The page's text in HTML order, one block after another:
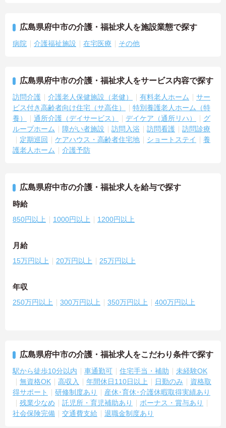
広島県府中市の介護・福祉求人を施設業態で探す
病院 介護福祉施設 在宅医療 その他
広島県府中市の介護・福祉求人をサービス内容で探す
訪問介護 介護老人保健施設（老健） 有料老人ホーム
サー
ビス付き高齢者向け住宅（サ高住）
特別養護老人ホーム（特
養）
通所介護（デイサービス） デイケア（通所リハ）
グ
ループホーム
障がい者施設 訪問入浴 訪問看護
訪問診療
定期巡回
ケアハウス・高齢者住宅地 ショートステイ
養
護老人ホーム
介護予防
広島県府中市の介護・福祉求人を給与で探す
時給
850円以上 1000円以上 1200円以上
月給
15万円以上 20万円以上 25万円以上
年収
250万円以上 300万円以上 350万円以上 400万円以上
広島県府中市の介護・福祉求人をこだわり条件で探す
駅から徒歩10分以内 車通勤可 住宅手当・補助
未経験OK
無資格OK
高収入 年間休日110日以上 日勤のみ
資格取
得サポート
研修制度あり
産休･育休･介護休暇取得実績あり
残業少なめ
託児所・育児補助あり
ボーナス・賞与あり
社会保険完備
交通費支給 退職金制度あり